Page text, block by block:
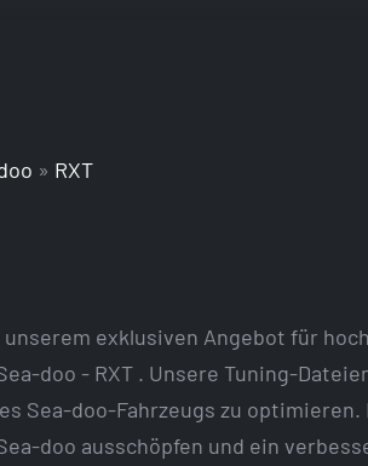
» RXT
exklusiven Angebot für
doo - RXT . Unsere Tuning-
Sea-doo-Fahrzeugs zu
doo ausschöpfen und ein